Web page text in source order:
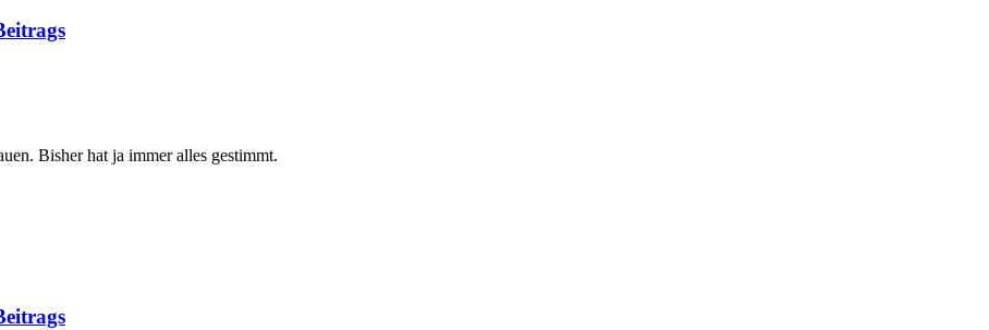
Bisher hat ja immer alles gestimmt.